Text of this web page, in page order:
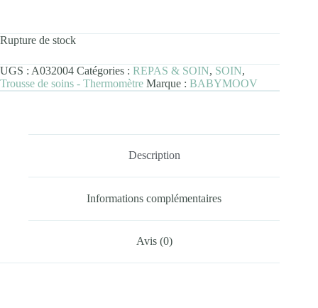
Rupture de stock
UGS : A032004 Catégories : REPAS & SOIN, SOIN,
Trousse de soins - Thermomètre Marque : BABYMOOV
Description
Informations complémentaires
Avis (0)